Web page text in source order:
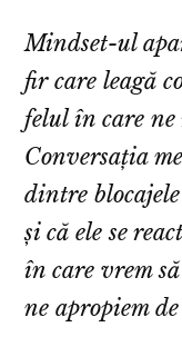
Mindset-ul
fir care leagă
felul în care ne
Conversația
dintre
și că ele se
în care vrem
ne apropiem